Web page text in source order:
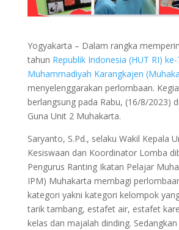
Yogyakarta – Dalam rangka
tahun Republik Indonesia (HUT RI) ke-
Muhammadiyah Karangkajen
menyelenggarakan perlombaan.
berlangsung pada Rabu, (16/8/2023)
Guna Unit 2 Muhakarta.
Saryanto, S.Pd., selaku Wakil Kepala
Kesiswaan dan Koordinator Lomba
Pengurus Ranting Ikatan Pelajar
IPM) Muhakarta membagi
kategori yakni kategori kelompok
tarik tambang, estafet air, estafet
kelas dan majalah dinding.